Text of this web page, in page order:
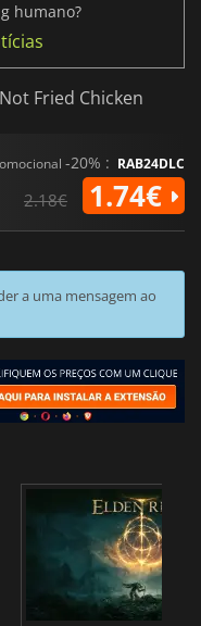
humano?
Fried Chicken
-20% : RAB24DLC
2.18€ 1.74€
a uma mensagem ao